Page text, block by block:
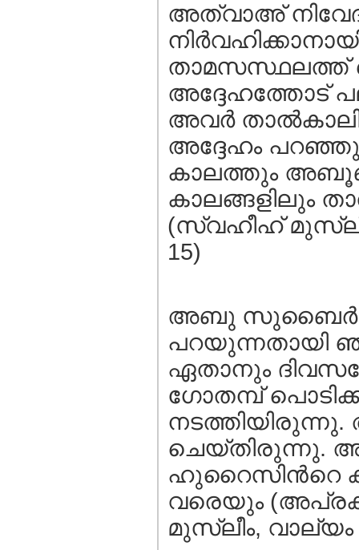
അത്വാഅ്
താമസസ്ഥലത്ത്
അദ്ദേഹത്തോട്
അവര്‍
അദ്ദേഹം
കാലത്തും
കാലങ്ങളിലും
(സ്വഹീഹ്
15)
അബു സുബൈര്‍
പറയുന്നതായി
ഏതാനും
ഗോതമ്പ്
ചെയ്തിരുന്നു.
ഹുറൈസിന്‍റെ
വരെയും
മുസ്ലീം, വാല്യം